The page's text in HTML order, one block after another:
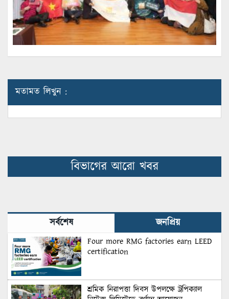
মতামত লিখুন :
বিভাগের আরো খবর
সর্বশেষ জনপ্রিয়
Four more RMG factories earn LEED
certification
শ্রমিক নিরাপত্তা দিবস উপলক্ষে ট্রপিক্যাল